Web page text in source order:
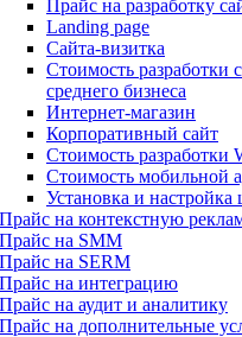
Прайс на разработку
Landing page
Cайта-визитка
Стоимость разработки
среднего бизнеса
Интернет-магазин
Корпоративный сайт
Стоимость разработки
Стоимость мобильной
Установка и настройка
Прайс на контекстную
Прайс на SMM
Прайс на SERM
Прайс на интеграцию
Прайс на аудит и аналитику
Прайс на дополнительные